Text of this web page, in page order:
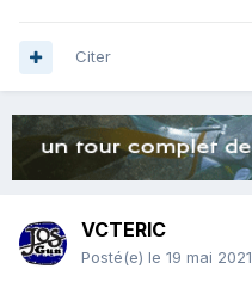
Citer
VCTERIC
Posté(e) le 19 mai 2021